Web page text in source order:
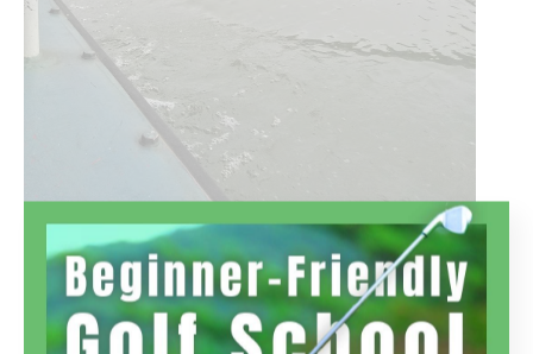
＊川越グリーンクロスさんは、荒川を2～3分船で渡って
からコースに到着します。